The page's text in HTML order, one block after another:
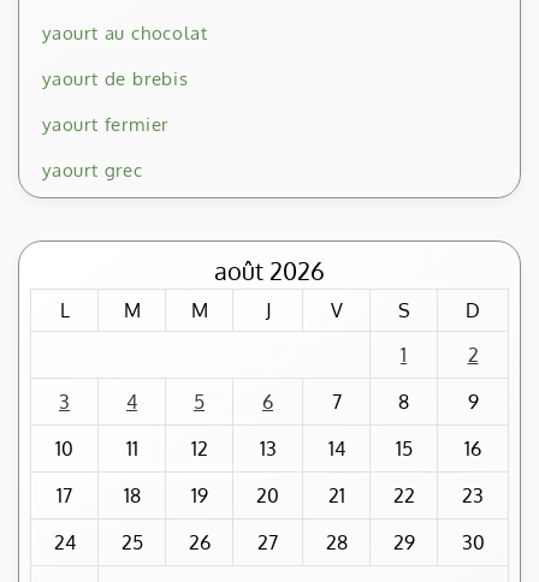
yaourt au chocolat
yaourt de brebis
yaourt fermier
yaourt grec
août 2026
L M M J V S
D
1
2
3
4 5 6 7 8
9
10
11 12 13 14 15
16
17
18 19 20 21 22
23
24
25 26 27 28 29
30